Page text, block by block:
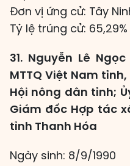
Đơn vị ứng cử: Tây
Tỷ lệ trúng cử: 65,29%
31. Nguyễn Lê
MTTQ Việt Nam
Hội nông dân tỉnh;
Giám đốc Hợp tác
tỉnh Thanh Hóa
Ngày sinh: 8/9/1990